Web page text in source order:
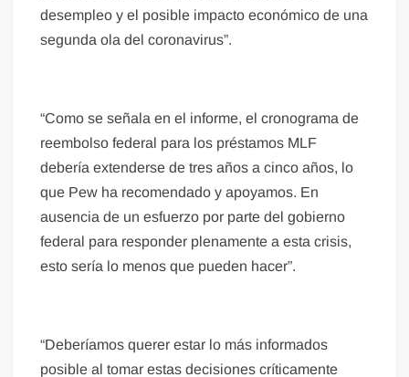
desempleo y el posible impacto económico de una
segunda ola del coronavirus”.
“Como se señala en el informe, el cronograma de
reembolso federal para los préstamos MLF
debería extenderse de tres años a cinco años, lo
que Pew ha recomendado y apoyamos. En
ausencia de un esfuerzo por parte del gobierno
federal para responder plenamente a esta crisis,
esto sería lo menos que pueden hacer”.
“Deberíamos querer estar lo más informados
posible al tomar estas decisiones críticamente